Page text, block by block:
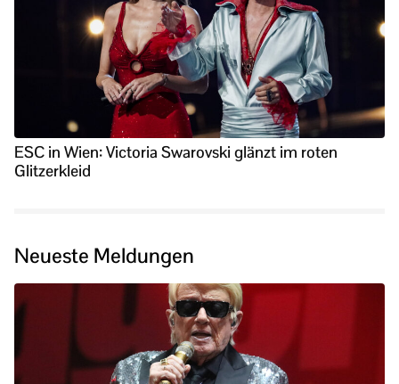
ESC in Wien: Victoria Swarovski glänzt im roten
Glitzerkleid
Neueste Meldungen